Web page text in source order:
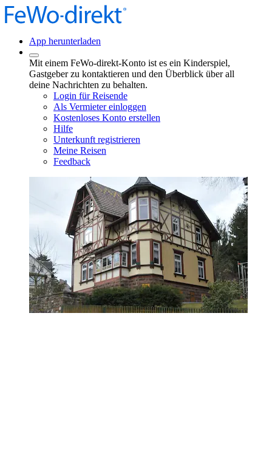
App herunterladen
Mit einem FeWo-direkt-Konto ist es ein Kinderspiel,
Gastgeber zu kontaktieren und den Überblick über all
deine Nachrichten zu behalten.
Login für Reisende
Als Vermieter einloggen
Kostenloses Konto erstellen
Hilfe
Unterkunft registrieren
Meine Reisen
Feedback